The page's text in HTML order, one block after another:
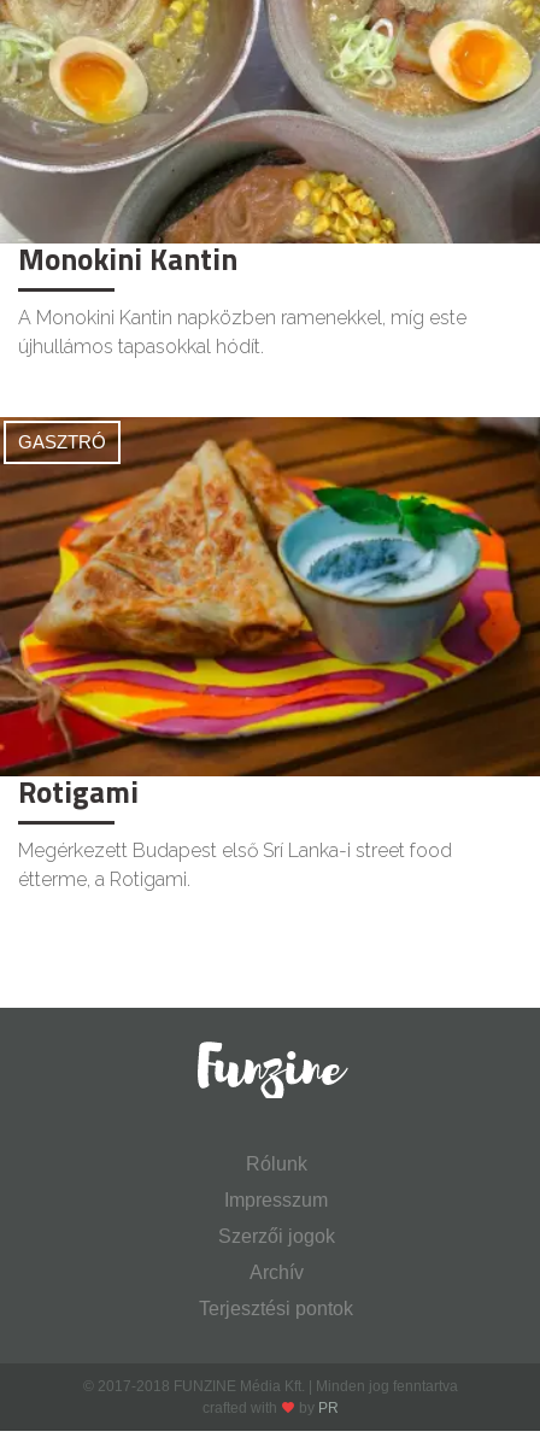
Monokini Kantin
A Monokini Kantin napközben ramenekkel, míg este
újhullámos tapasokkal hódít.
GASZTRÓ
Rotigami
Megérkezett Budapest első Srí Lanka-i street food
étterme, a Rotigami.
Rólunk
Impresszum
Szerzői jogok
Archív
Terjesztési pontok
© 2017-2018 FUNZINE Média Kft. | Minden jog fenntartva
crafted with
by PR